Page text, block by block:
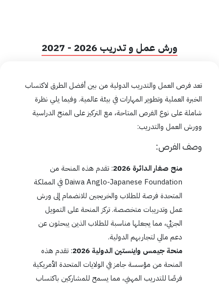
ورش عمل و تدريب 2026 - 2027
تعد فرص العمل والتدريب الدولية من بين أفضل الطرق لاكتساب
الخبرة العملية وتطوير المهارات في بيئة عالمية. وفيما يلي نظرة
شاملة على نوع الفرص المتاحة، مع التركيز على المنح الدراسية
وورش العمل والتدريب:
وصف الفرص:
منح صغار الدائرة 2026
: تقدم هذه المنحة من
Daiwa Anglo-Japanese Foundation في المملكة
المتحدة فرصة للطلاب والخريجين للانضمام إلى ورش
عمل وتدريبات متخصصة. تركز المنحة على التمويل
الجزئي، مما يجعلها مناسبة للطلاب الذين يبحثون عن
دعم مالي لتجاربهم الدولية.
منحة جيمس واينستين الدولية 2026
: تقدم هذه
المنحة من مؤسسة جامز في الولايات المتحدة الأمريكية
فرصًا للتدريب المهني، مما يسمح للمشاركين باكتساب